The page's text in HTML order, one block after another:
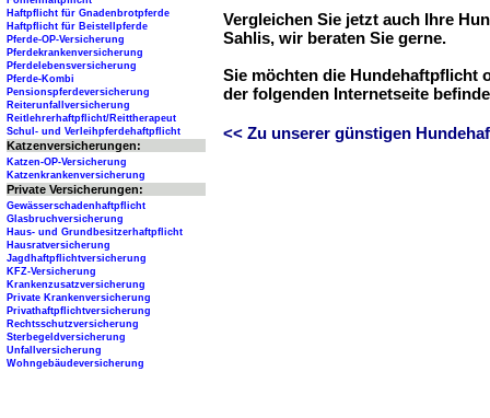
Vergleichen Sie jetzt auch Ihre
Sahlis, wir beraten Sie gerne.
Sie möchten die Hundehaftpflicht
der folgenden Internetseite
<< Zu unserer günstigen
Haftpflicht für Gnadenbrotpferde
Haftpflicht für Beistellpferde
Pferde-OP-Versicherung
Pferdekrankenversicherung
Pferdelebensversicherung
Pferde-Kombi
Pensionspferdeversicherung
Reiterunfallversicherung
Reitlehrerhaftpflicht/Reittherapeut
Schul- und Verleihpferdehaftpflicht
Katzenversicherungen:
Katzen-OP-Versicherung
Katzenkrankenversicherung
Private Versicherungen:
Gewässerschadenhaftpflicht
Glasbruchversicherung
Haus- und Grundbesitzerhaftpflicht
Hausratversicherung
Jagdhaftpflichtversicherung
KFZ-Versicherung
Krankenzusatzversicherung
Private Krankenversicherung
Privathaftpflichtversicherung
Rechtsschutzversicherung
Sterbegeldversicherung
Unfallversicherung
Wohngebäudeversicherung